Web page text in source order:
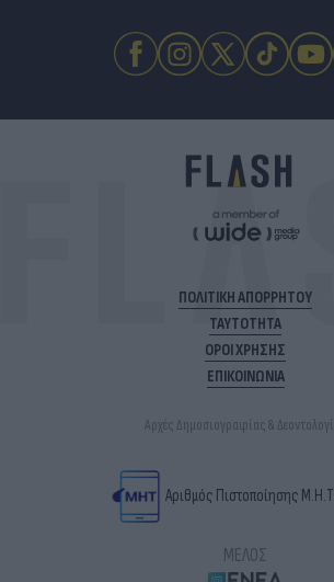
ΠΟΛΙΤΙΚΗ ΑΠΟΡΡΗΤΟΥ
ΤΑΥΤΟΤΗΤΑ
ΟΡΟΙ ΧΡΗΣΗΣ
ΕΠΙΚΟΙΝΩΝΙΑ
Αρχές Δημοσιογραφίας &
Αριθμός Πιστοποίησης
ΜΕΛΟΣ